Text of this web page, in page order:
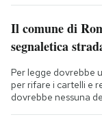
Il comune di
segnaletica
Per legge dovrebbe
per rifare i cartelli e
dovrebbe nessuna